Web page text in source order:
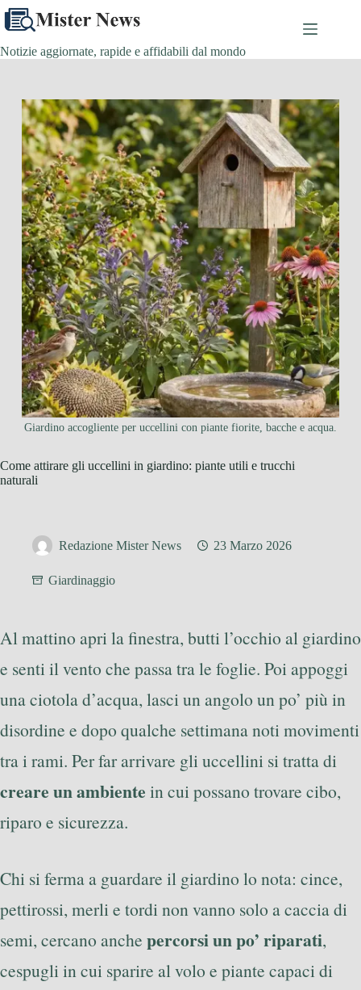
Salta
contenuto
Notizie aggiornate, rapide e affidabili dal mondo
Giardino accogliente per uccellini con piante fiorite, bacche e acqua.
Come attirare gli uccellini in giardino: piante utili e trucchi
naturali
Redazione Mister News 23 Marzo 2026
Giardinaggio
Al mattino apri la finestra, butti l’occhio al giardino
e senti il vento che passa tra le foglie. Poi appoggi
una ciotola d’acqua, lasci un angolo un po’ più in
disordine e dopo qualche settimana noti movimenti
tra i rami. Per far arrivare gli uccellini si tratta di
creare un ambiente in cui possano trovare cibo,
riparo e sicurezza.
Chi si ferma a guardare il giardino lo nota: cince,
pettirossi, merli e tordi non vanno solo a caccia di
semi, cercano anche percorsi un po’ riparati,
cespugli in cui sparire al volo e piante capaci di